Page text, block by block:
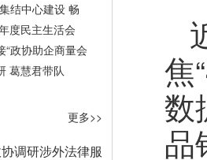
结中心建设 畅
度民主生活会
“政协助企商量会
葛慧君带队
更多>>
调研涉外法律服
焦
数
品